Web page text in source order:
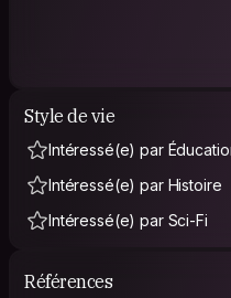
Style de vie
Intéressé(e) par
Intéressé(e) par Histoire
Intéressé(e) par Sci-Fi
Références